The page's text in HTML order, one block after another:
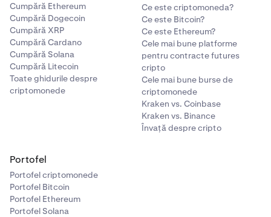
Cumpără Ethereum
Cumpără Dogecoin
Cumpără XRP
Cumpără Cardano
Cumpără Solana
Cumpără Litecoin
Toate ghidurile despre
criptomonede
Ce este criptomoneda?
Ce este Bitcoin?
Ce este Ethereum?
Cele mai bune platforme
pentru contracte futures
cripto
Cele mai bune burse de
criptomonede
Kraken vs. Coinbase
Kraken vs. Binance
Învață despre cripto
Portofel
Portofel criptomonede
Portofel Bitcoin
Portofel Ethereum
Portofel Solana